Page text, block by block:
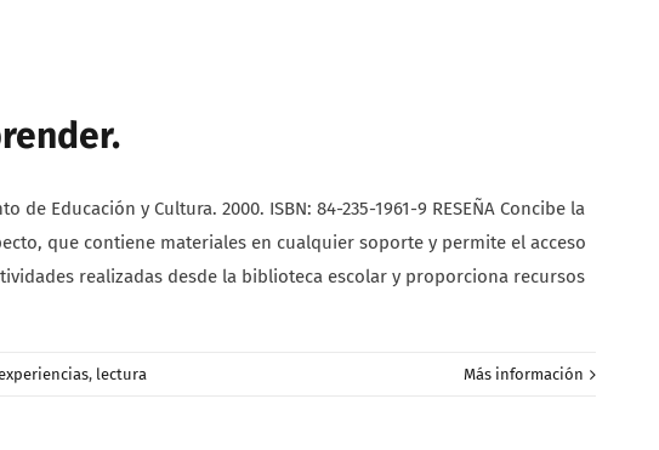
Educación y Cultura. 2000. ISBN: 84-235-1961-9 RESEÑA Concibe la
que contiene materiales en cualquier soporte y permite el acceso
realizadas desde la biblioteca escolar y proporciona recursos
, lectura Más información